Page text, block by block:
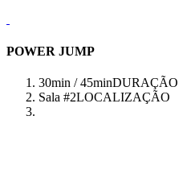
POWER JUMP
30min / 45minDURAÇÃO
Sala #2LOCALIZAÇÃO